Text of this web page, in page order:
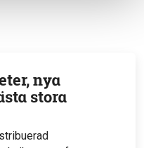
nya
stora